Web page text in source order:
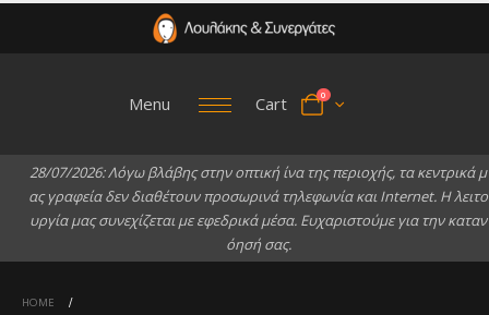
Menu Cart 0
28/07/2026:Λόγω βλάβης στην οπτική ίνα της περιοχής, τα κεντρικά μ
ας γραφεία δεν διαθέτουν προσωρινά τηλεφωνία και Internet. Ηλειτο
υργία μας συνεχίζεται με εφεδρικά μέσα. Ευχαριστούμε για την καταν
όησή σας.
HOME